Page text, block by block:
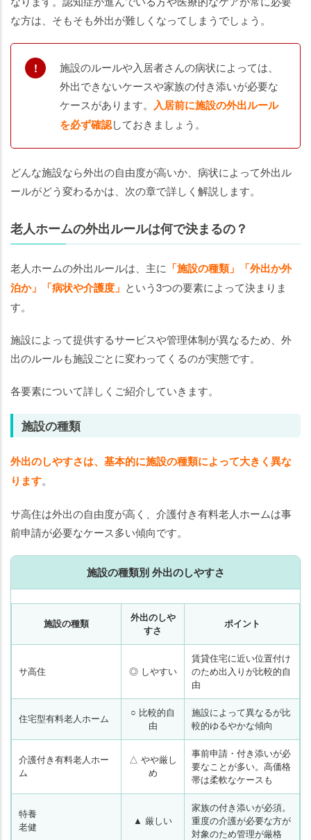
な方は、そもそも外出が難しくなってしまうでしょう。
施設のルールや入居者さんの病状によっては、
外出できないケースや家族の付き添いが必要な
ケースがあります。 入居前に施設の外出ルール
を必ず確認しておきましょう。
どんな施設なら外出の自由度が高いか、病状によって外出ル
ールがどう変わるかは、次の章で詳しく解説します。
老人ホームの外出ルールは何で決まるの？
老人ホームの外出ルールは、主に 「施設の種類」「外出か外
泊か」「病状や介護度」 という3つの要素によって決まりま
す。
施設によって提供するサービスや管理体制が異なるため、外
出のルールも施設ごとに変わってくるのが実態です。
各要素について詳しくご紹介していきます。
施設の種類
外出のしやすさは、基本的に施設の種類によって大きく異な
ります。
サ高住は外出の自由度が高く、介護付き有料老人ホームは事
前申請が必要なケース多い傾向です。
施設の種類別 外出のしやすさ
施設の種類
外出のしや
すさ
ポイント
サ高住 ◎ しやすい
賃貸住宅に近い位置付け
のため出入りが比較的自
由
住宅型有料老人ホーム
○ 比較的自
由
施設によって異なるが比
較的ゆるやかな傾向
介護付き有料老人ホー
ム
△ やや厳し
め
事前申請・付き添いが必
要なことが多い。高価格
帯は柔軟なケースも
特養
老健
▲ 厳しい
家族の付き添いが必須。
重度の介護が必要な方が
対象のため管理が厳格